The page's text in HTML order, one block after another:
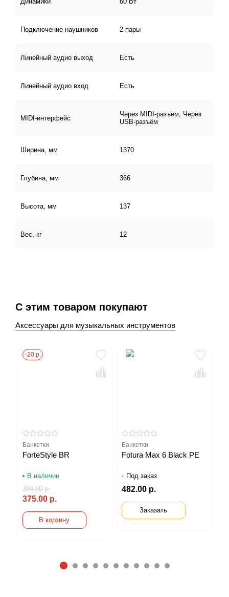
Подключение наушников 2 пары
Линейный аудио выход Есть
Линейный аудио вход Есть
MIDI-интерфейс
Через MIDI-разъём, Через
USB-разъём
Ширина, мм 1370
Глубина, мм 366
Высота, мм 137
Вес, кг 12
С этим товаром покупают
Аксессуары для музыкальных инструментов
-20 р.
Банкетки
ForteStyle BR
В наличии
375.00 р.
394.80 р.
В корзину
Банкетки
Fotura Max 6 Black PE
Под заказ
482.00 р.
Заказать
1 2 3 4 5 6 7 8 9
1
1